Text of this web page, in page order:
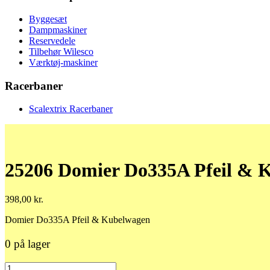
Byggesæt
Dampmaskiner
Reservedele
Tilbehør Wilesco
Værktøj-maskiner
Racerbaner
Scalextrix Racerbaner
25206 Domier Do335A Pfeil &
398,00 kr.
Domier Do335A Pfeil & Kubelwagen
0 på lager
25206